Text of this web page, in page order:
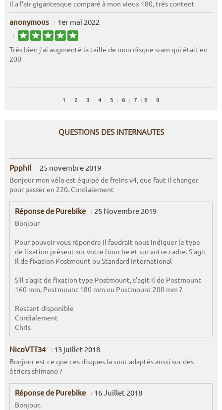
Il a l’air gigantesque comparé à mon vieux 180, très content
anonymous 1er mai 2022
Très bien j’ai augmenté la taille de mon disque sram qui était en
200
1 2 3 4 5 6 7 8 9
QUESTIONS DES INTERNAUTES
Ppphil 25 novembre 2019
Bonjour mon vélo est équipé de freins v4, que faut il changer
pour passer en 220. Cordialement
Réponse de Purebike 25 Novembre 2019
Bonjour
Pour pouvoir vous répondre il faudrait nous indiquer le type
de fixation présent sur votre fourche et sur votre cadre. S'agit
il de fixation Postmount ou Standard International
S'il s'agit de fixation type Postmount, s'agit il de Postmount
160 mm, Postmount 180 mm ou Postmount 200 mm ?
Restant disponible
Cordialement
Chris
NicoVTT34 13 juillet 2018
Bonjour est ce que ces disques la sont adaptés aussi sur des
étriers shimano ?
Réponse de Purebike 16 Juillet 2018
Bonjour,